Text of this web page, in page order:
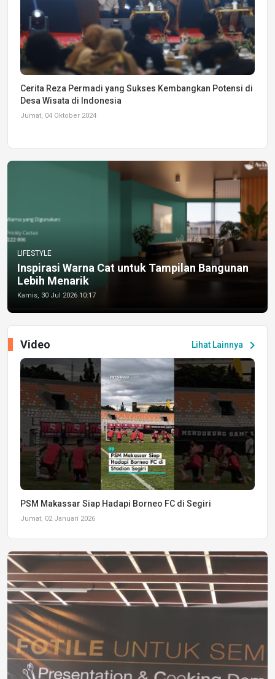
Cerita Reza Permadi yang Sukses Kembangkan Potensi di
Desa Wisata di Indonesia
Jumat, 04 Oktober 2024
LIFESTYLE
Inspirasi Warna Cat untuk Tampilan Bangunan
Lebih Menarik
Kamis, 30 Jul 2026 10:17
Lihat Lainnya chevron_right
Video
PSM Makassar Siap Hadapi Borneo FC di Segiri
Jumat, 02 Januari 2026